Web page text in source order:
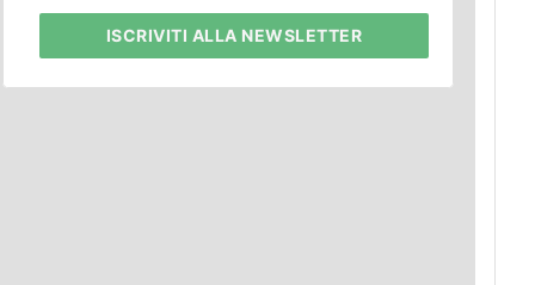
ISCRIVITI ALLA NEWSLETTER